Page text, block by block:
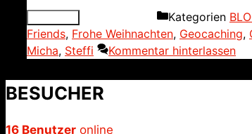
Kategorien
Friends, Frohe Weihnachten, Geocaching,
Micha, Steffi Kommentar hinterlassen
BESUCHER
16 Benutzer online